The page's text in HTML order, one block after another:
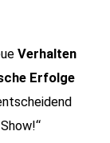
Verhalten
Erfolge